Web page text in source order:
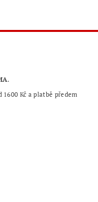
.
Kč a platbě předem